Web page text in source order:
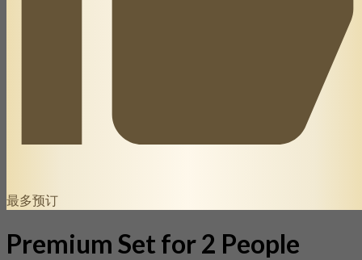
最多预订
Premium Set for 2 People